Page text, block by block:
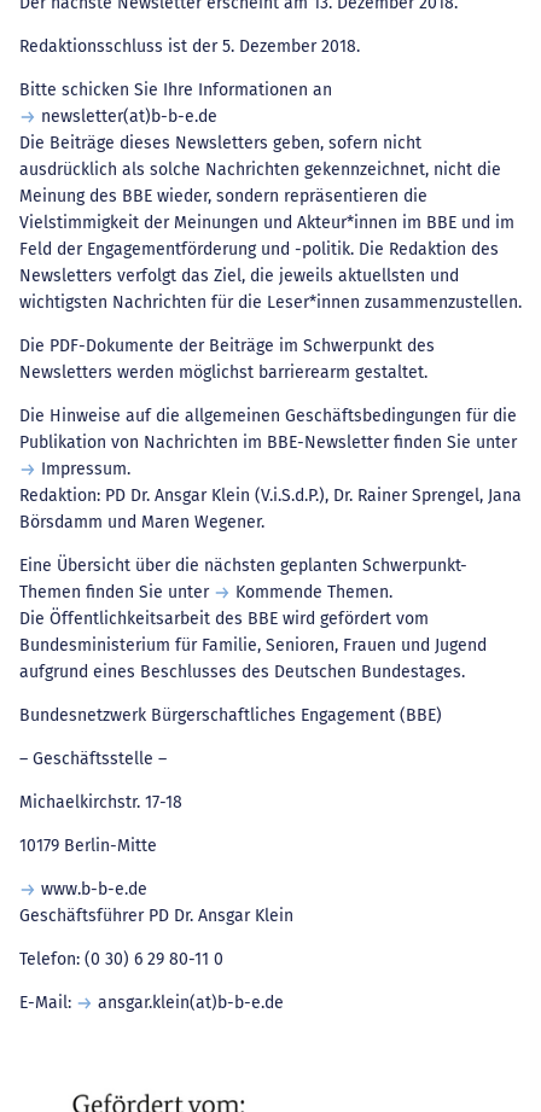
Redaktionsschluss ist der 5. Dezember 2018.
Bitte schicken Sie Ihre Informationen an
newsletter(at)b-b-e.de
Die Beiträge dieses Newsletters geben, sofern nicht
ausdrücklich als solche Nachrichten gekennzeichnet, nicht die
Meinung des BBE wieder, sondern repräsentieren die
Vielstimmigkeit der Meinungen und Akteur*innen im BBE und im
Feld der Engagementförderung und -politik. Die Redaktion des
Newsletters verfolgt das Ziel, die jeweils aktuellsten und
wichtigsten Nachrichten für die Leser*innen zusammenzustellen.
Die PDF-Dokumente der Beiträge im Schwerpunkt des
Newsletters werden möglichst barrierearm gestaltet.
Die Hinweise auf die allgemeinen Geschäftsbedingungen für die
Publikation von Nachrichten im BBE-Newsletter finden Sie unter
Impressum.
Redaktion: PD Dr. Ansgar Klein (V.i.S.d.P.), Dr. Rainer Sprengel, Jana
Börsdamm und Maren Wegener.
Eine Übersicht über die nächsten geplanten Schwerpunkt-
Themen finden Sie unter
Kommende Themen.
Die Öffentlichkeitsarbeit des BBE wird gefördert vom
Bundesministerium für Familie, Senioren, Frauen und Jugend
aufgrund eines Beschlusses des Deutschen Bundestages.
Bundesnetzwerk Bürgerschaftliches Engagement (BBE)
– Geschäftsstelle –
Michaelkirchstr. 17-18
10179 Berlin-Mitte
www.b-b-e.de
Geschäftsführer PD Dr. Ansgar Klein
Telefon: (0 30) 6 29 80-11 0
E-Mail: ansgar.klein(at)b-b-e.de